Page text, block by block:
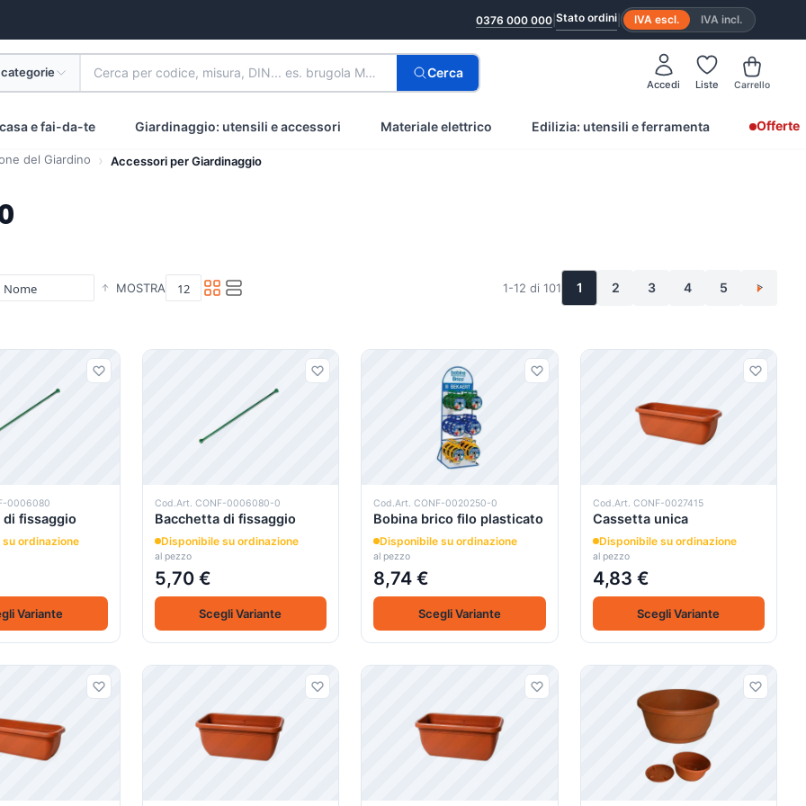
0376 000 000 Stato ordini IVA escl. IVA incl.
Cerca per codice, misura, DIN... es. brugola M8 inox Cerca
Accedi Liste Carrello
e fai-da-te Giardinaggio: utensili e accessori Materiale elettrico Edilizia: utensili e ferramenta Offerte
del Giardino Accessori per Giardinaggio
MOSTRA 1-12 di 101 1 2 3 4 5 >
0006080
fissaggio
ordinazione
Variante
Cod.Art. CONF-0006080-0
Bacchetta di fissaggio
Disponibile su ordinazione
al pezzo
5,70 €
Scegli Variante
Cod.Art. CONF-0020250-0
Bobina brico filo plasticato
Disponibile su ordinazione
al pezzo
8,74 €
Scegli Variante
Cod.Art. CONF-0027415
Cassetta unica
Disponibile su ordinazione
al pezzo
4,83 €
Scegli Variante